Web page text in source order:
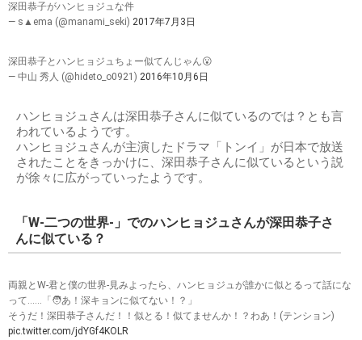
深田恭子がハンヒョジュな件
— s▲ema (@manami_seki) 2017年7月3日
深田恭子とハンヒョジュちょー似てんじゃん😮
— 中山 秀人 (@hideto_o0921) 2016年10月6日
ハンヒョジュさんは深田恭子さんに似ているのでは？とも言
われているようです。
ハンヒョジュさんが主演したドラマ「トンイ」が日本で放送
されたことをきっかけに、深田恭子さんに似ているという説
が徐々に広がっていったようです。
「W-二つの世界-」でのハンヒョジュさんが深田恭子さ
んに似ている？
両親とW-君と僕の世界-見みよったら、ハンヒョジュが誰かに似とるって話にな
って……「🧑あ！深キョンに似てない！？」
そうだ！深田恭子さんだ！！似とる！似てませんか！？わあ！(テンション)
pic.twitter.com/jdYGf4KOLR